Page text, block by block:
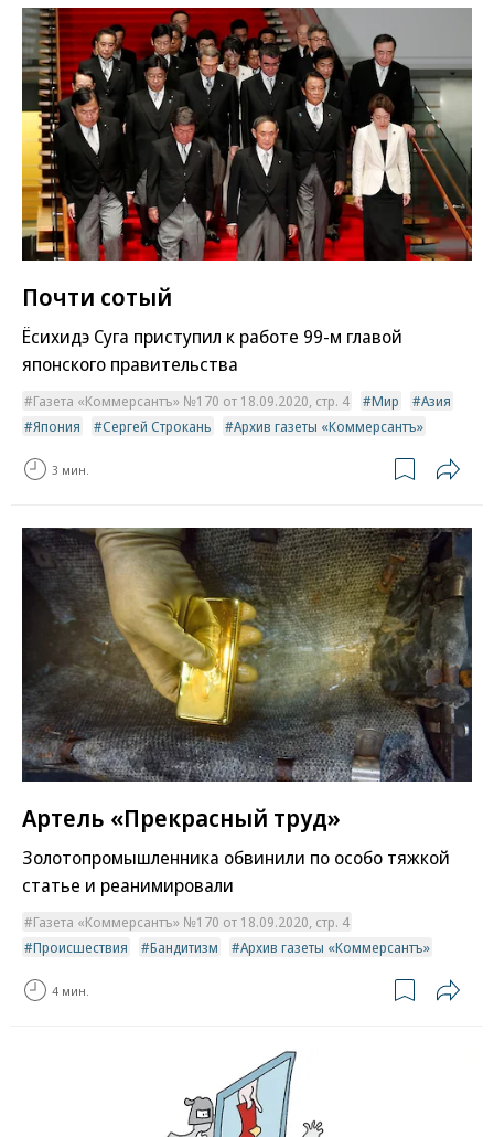
Почти сотый
Ёсихидэ Суга приступил к работе 99-м главой
японского правительства
Газета «Коммерсантъ» №170 от 18.09.2020, стр. 4 Мир
Азия
Япония
Сергей Строкань Архив газеты «Коммерсантъ»
3 мин.
Артель «Прекрасный труд»
Золотопромышленника обвинили по особо тяжкой
статье и реанимировали
Газета «Коммерсантъ» №170 от 18.09.2020, стр. 4
Происшествия
Бандитизм Архив газеты «Коммерсантъ»
4 мин.